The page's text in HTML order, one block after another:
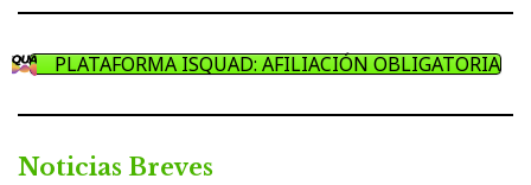
PLATAFORMA ISQUAD: AFILIACIÓN OBLIGATORIA
Noticias Breves